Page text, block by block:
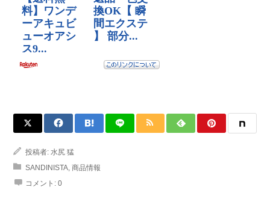
投稿者: 水尻 猛
SANDINISTA, 商品情報
コメント: 0